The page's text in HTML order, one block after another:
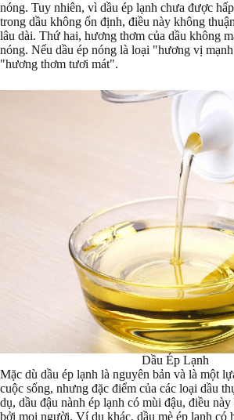
nóng. Tuy nhiên, vì dầu ép lạnh chưa được
trong dầu không ổn định, điều này không
lâu dài. Thứ hai, hương thơm của dầu không
nóng. Nếu dầu ép nóng là loại "hương vị
"hương thơm tươi mát".
Dầu Ép Lạnh
Mặc dù dầu ép lạnh là nguyên bản và là một
cuộc sống, nhưng đặc điểm của các loại dầu
dụ, dầu đậu nành ép lạnh có mùi đậu, điều
bởi mọi người. Ví dụ khác, dầu mè ép lạnh có